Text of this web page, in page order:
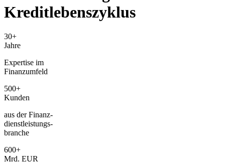
Kreditlebenszyklus
30+
Jahre
Expertise im
Finanzumfeld
500+
Kunden
aus der Finanz-
dienstleistungs-
branche
600+
Mrd. EUR